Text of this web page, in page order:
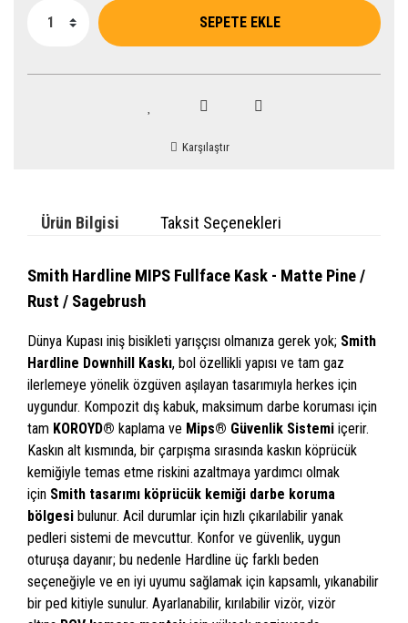
SEPETE EKLE
Karşılaştır
Ürün Bilgisi Taksit Seçenekleri
Smith Hardline MIPS Fullface Kask - Matte Pine /
Rust / Sagebrush
Dünya Kupası iniş bisikleti yarışçısı olmanıza gerek yok; Smith
Hardline Downhill Kaskı, bol özellikli yapısı ve tam gaz
ilerlemeye yönelik özgüven aşılayan tasarımıyla herkes için
uygundur. Kompozit dış kabuk, maksimum darbe koruması için
tam KOROYD® kaplama ve Mips® Güvenlik Sistemi içerir.
Kaskın alt kısmında, bir çarpışma sırasında kaskın köprücük
kemiğiyle temas etme riskini azaltmaya yardımcı olmak
için Smith tasarımı köprücük kemiği darbe koruma
bölgesi bulunur. Acil durumlar için hızlı çıkarılabilir yanak
pedleri sistemi de mevcuttur. Konfor ve güvenlik, uygun
oturuşa dayanır; bu nedenle Hardline üç farklı beden
seçeneğiyle ve en iyi uyumu sağlamak için kapsamlı, yıkanabilir
bir ped kitiyle sunulur. Ayarlanabilir, kırılabilir vizör, vizör